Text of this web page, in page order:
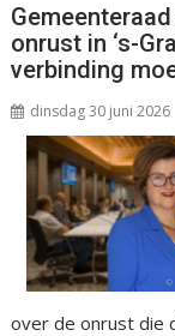
onrust in ‘s-
verbinding
dinsdag 30 juni 2026
over de onrust die